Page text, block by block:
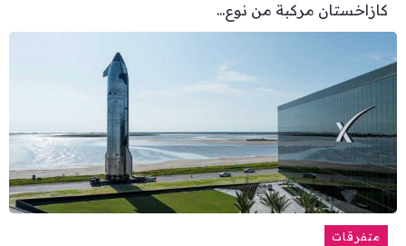
كازاخستان مركبة من نوع...
متفرقات